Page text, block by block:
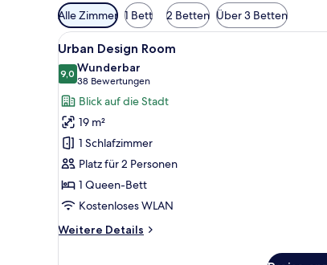
Verfügbare
Filter
für
Zimmer
Alle Zimmer 1 Bett 2 Betten Über 3 Betten
Alle
Fotos
für
Urban
Design
Room
anzeigen
Ein modernes
17
Urban Design Room
9,09,0 von 10
Wunderbar
38 Bewertungen
(38
Bewertungen)
Blick auf die Stadt
19 m²
1 Schlafzimmer
Platz für 2 Personen
1 Queen-Bett
Kostenloses WLAN
Weitere Details
Weitere